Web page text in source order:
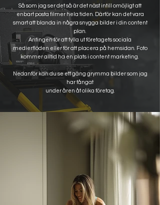
Så som jag ser det så är det näst intill omöjligt att
enbart posta filmer hela tiden. Därför kan det vara
smart att blanda in några snygga bilder i din content
plan.
Antingen för att fylla ut företagets sociala
medierflöden eller för att placera på hemsidan. Foto
kommer alltid ha en plats i content marketing.
Nedanför kan du se ett gäng grymma bilder som jag
har fångat
under åren åt olika företag.